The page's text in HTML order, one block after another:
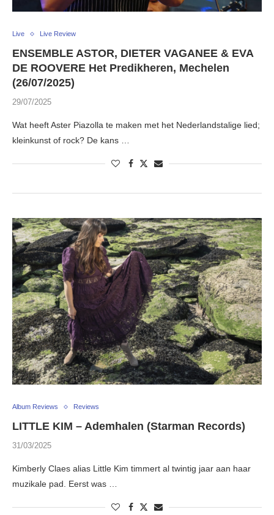
Live Live Review
ENSEMBLE ASTOR, DIETER VAGANEE & EVA
DE ROOVERE Het Predikheren, Mechelen
(26/07/2025)
29/07/2025
Wat heeft Aster Piazolla te maken met het Nederlandstalige lied;
kleinkunst of rock? De kans …
Album Reviews Reviews
LITTLE KIM – Ademhalen (Starman Records)
31/03/2025
Kimberly Claes alias Little Kim timmert al twintig jaar aan haar
muzikale pad. Eerst was …